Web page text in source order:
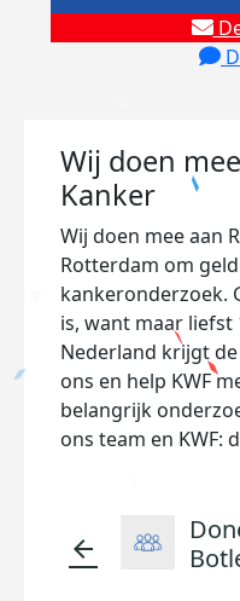
Wij doen
Kanker
Wij doen mee aan
Rotterdam om
kankeronderzoek.
is, want maar liefst
Nederland krijgt
ons en help KWF
belangrijk
ons team en KWF:
arrow_back